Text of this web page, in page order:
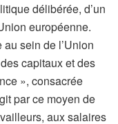
délibérée, d’un
européenne.
sein de l’Union
capitaux et des
», consacrée
par ce moyen de
aux salaires